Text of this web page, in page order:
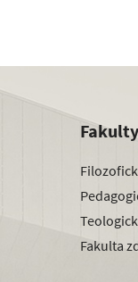
Fakulty
Fakulta